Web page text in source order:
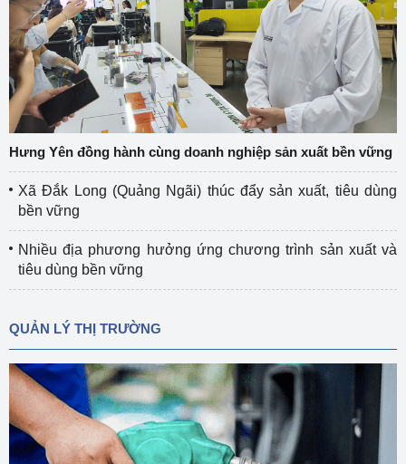
Hưng Yên đồng hành cùng doanh nghiệp sản xuất bền vững
Xã Đắk Long (Quảng Ngãi) thúc đẩy sản xuất, tiêu dùng
bền vững
Nhiều địa phương hưởng ứng chương trình sản xuất và
tiêu dùng bền vững
QUẢN LÝ THỊ TRƯỜNG